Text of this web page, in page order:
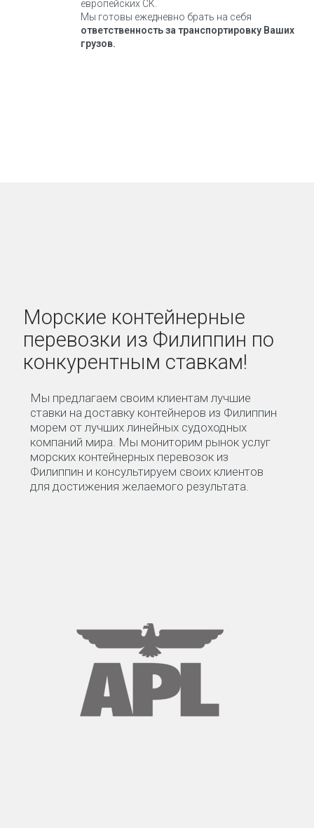
европейских СК.
Мы готовы ежедневно брать на себя
ответственность за транспортировку Ваших
грузов.
Морские контейнерные
перевозки из Филиппин по
конкурентным ставкам!
Мы предлагаем своим клиентам лучшие
ставки на доставку контейнеров из Филиппин
морем от лучших линейных судоходных
компаний мира. Мы мониторим рынок услуг
морских контейнерных перевозок из
Филиппин и консультируем своих клиентов
для достижения желаемого результата.